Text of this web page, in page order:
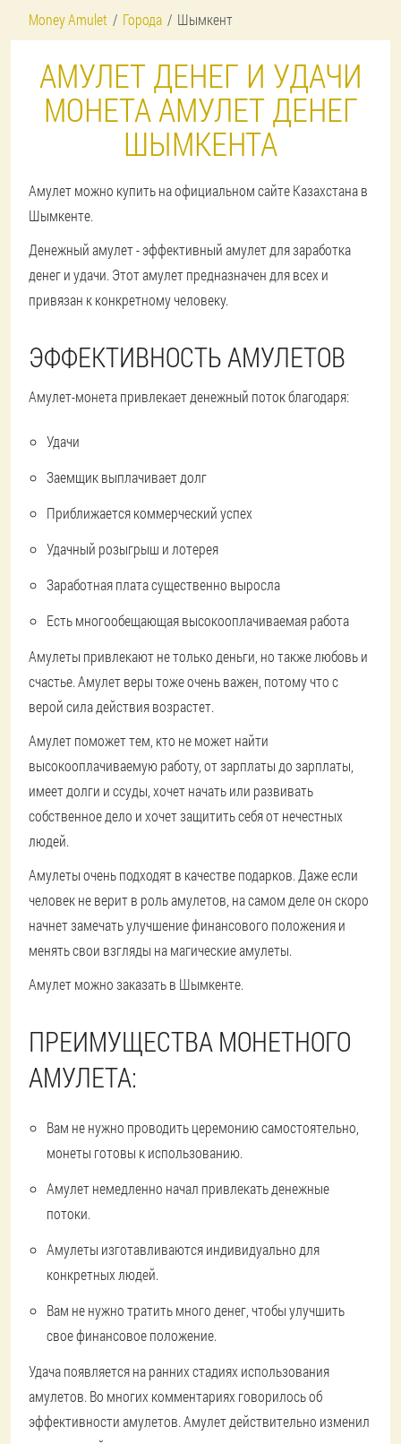
Money Amulet Города Шымкент
АМУЛЕТ ДЕНЕГ И УДАЧИ
МОНЕТА АМУЛЕТ ДЕНЕГ
ШЫМКЕНТА
Амулет можно купить на официальном сайте Казахстана в
Шымкенте.
Денежный амулет - эффективный амулет для заработка
денег и удачи. Этот амулет предназначен для всех и
привязан к конкретному человеку.
ЭФФЕКТИВНОСТЬ АМУЛЕТОВ
Амулет-монета привлекает денежный поток благодаря:
Удачи
Заемщик выплачивает долг
Приближается коммерческий успех
Удачный розыгрыш и лотерея
Заработная плата существенно выросла
Есть многообещающая высокооплачиваемая работа
Амулеты привлекают не только деньги, но также любовь и
счастье. Амулет веры тоже очень важен, потому что с
верой сила действия возрастет.
Амулет поможет тем, кто не может найти
высокооплачиваемую работу, от зарплаты до зарплаты,
имеет долги и ссуды, хочет начать или развивать
собственное дело и хочет защитить себя от нечестных
людей.
Амулеты очень подходят в качестве подарков. Даже если
человек не верит в роль амулетов, на самом деле он скоро
начнет замечать улучшение финансового положения и
менять свои взгляды на магические амулеты.
Амулет можно заказать в Шымкенте.
ПРЕИМУЩЕСТВА МОНЕТНОГО
АМУЛЕТА:
Вам не нужно проводить церемонию самостоятельно,
монеты готовы к использованию.
Амулет немедленно начал привлекать денежные
потоки.
Амулеты изготавливаются индивидуально для
конкретных людей.
Вам не нужно тратить много денег, чтобы улучшить
свое финансовое положение.
Удача появляется на ранних стадиях использования
амулетов. Во многих комментариях говорилось об
эффективности амулетов. Амулет действительно изменил